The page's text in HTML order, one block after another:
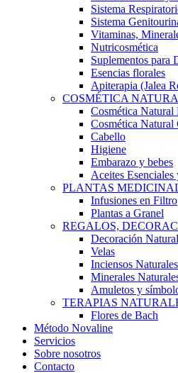
Sistema
Sistema
Vitaminas,
Nutricosmética
Suplementos para
Esencias florales
Apiterapia (Jalea
COSMÉTICA
Cosmética Natural
Cosmética Natural
Cabello
Higiene
Embarazo y bebes
Aceites
PLANTAS
Infusiones en Filtro
Plantas a Granel
REGALOS,
Decoración
Velas
Inciensos
Minerales
Amuletos y
TERAPIAS
Flores de Bach
Método Novaline
Servicios
Sobre nosotros
Contacto